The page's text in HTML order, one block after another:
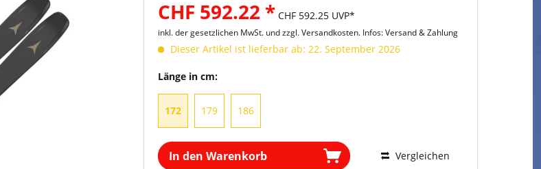
CHF 592.22 * CHF 592.25 UVP*
inkl. der gesetzlichen MwSt. undzzgl. Versandkosten. Infos: Versand & Zahlung
Dieser Artikel ist lieferbar ab: 22. September 2026
Länge in cm:
172 179 186
In den Warenkorb Vergleichen